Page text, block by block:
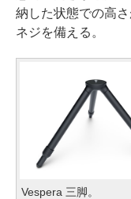
納した状態での高
ネジを備える。
Vespera 三脚。